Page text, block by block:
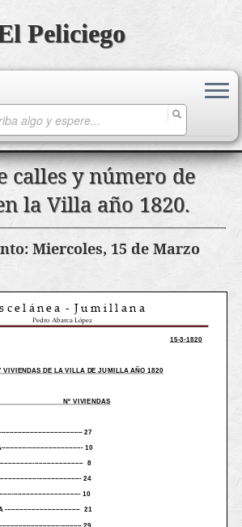
Peliciego
calles y número de
la Villa año 1820.
Miercoles, 15 de Marzo